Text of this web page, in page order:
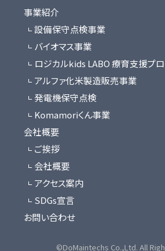
事業紹介
設備保守点検事業
バイオマス事業
ロジカルkids LABO 療育支援プ
アルファ化米製造販売事業
発電機保守点検
Komamoriくん事業
会社概要
ご挨拶
会社概要
アクセス案内
SDGs宣言
お問い合わせ
©DoMaintechs Co.,Ltd. All